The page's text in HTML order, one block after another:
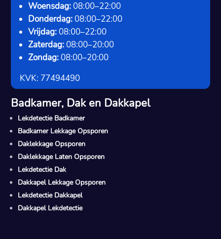
Woensdag: 08:00–22:00
Donderdag: 08:00–22:00
Vrijdag: 08:00–22:00
Zaterdag: 08:00–20:00
Zondag: 08:00–20:00
KVK: 77494490
Badkamer, Dak en Dakkapel
Lekdetectie Badkamer
Badkamer Lekkage Opsporen
Daklekkage Opsporen
Daklekkage Laten Opsporen
Lekdetectie Dak
Dakkapel Lekkage Opsporen
Lekdetectie Dakkapel
Dakkapel Lekdetectie